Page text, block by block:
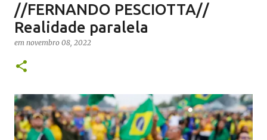
SALETE SILVA SAÚDE SERRA NEGRA VACINAÇÃO SERRA NEGRA
VIVA! SERRA NEGRA NO AR
//FERNANDO PESCIOTTA//
Realidade paralela
em novembro 08, 2022